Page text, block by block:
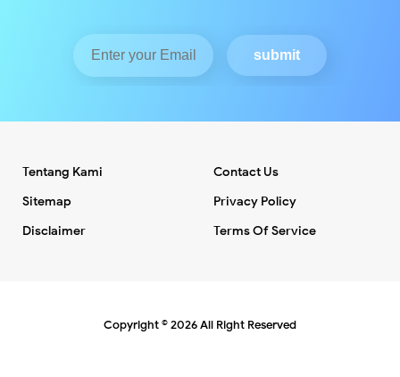
Tentang Kami
Contact Us
Sitemap
Privacy Policy
Disclaimer
Terms Of Service
Copyright ©2026All Right Reserved